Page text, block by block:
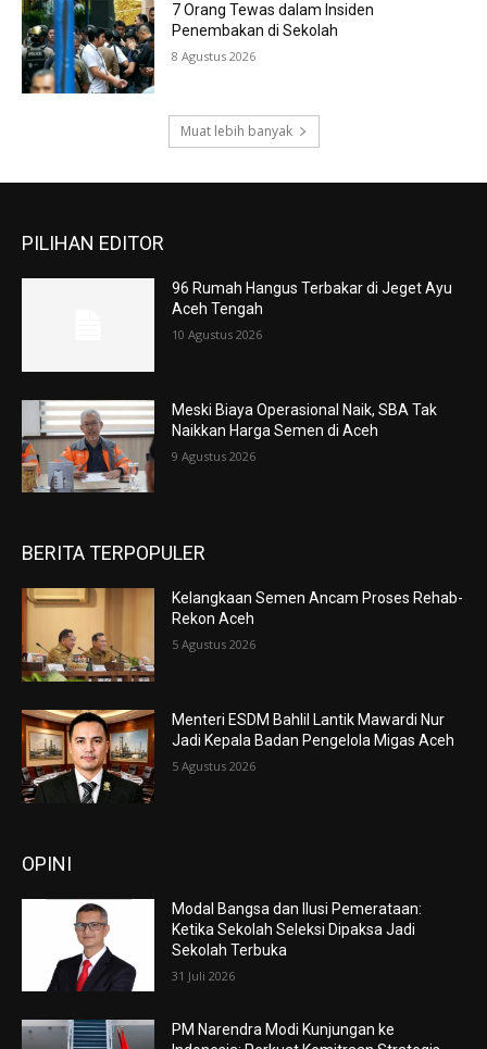
7 Orang Tewas dalam Insiden
Penembakan di Sekolah
8 Agustus 2026
Muat lebih banyak
PILIHAN EDITOR
96 Rumah Hangus Terbakar di Jeget Ayu
Aceh Tengah
10 Agustus 2026
Meski Biaya Operasional Naik, SBA Tak
Naikkan Harga Semen di Aceh
9 Agustus 2026
BERITA TERPOPULER
Kelangkaan Semen Ancam Proses Rehab-
Rekon Aceh
5 Agustus 2026
Menteri ESDM Bahlil Lantik Mawardi Nur
Jadi Kepala Badan Pengelola Migas Aceh
5 Agustus 2026
OPINI
Modal Bangsa dan Ilusi Pemerataan:
Ketika Sekolah Seleksi Dipaksa Jadi
Sekolah Terbuka
31 Juli 2026
PM Narendra Modi Kunjungan ke